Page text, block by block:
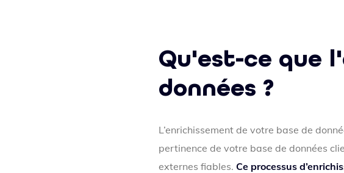
Qu'est-ce que
données ?
L’enrichissement de votre base de
pertinence de votre base de données
externes fiables. Ce processus